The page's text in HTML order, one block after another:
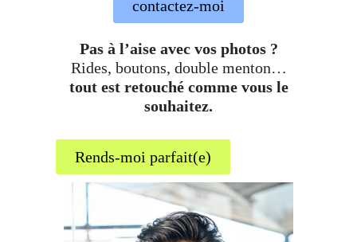
contactez-moi
Pas à l’aise avec vos photos ?
Rides, boutons, double menton…
tout est retouché comme vous le
souhaitez.
Rends-moi parfait(e)